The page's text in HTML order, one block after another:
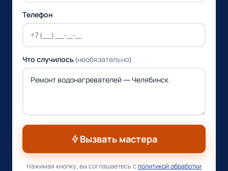
Телефон
Что случилось(необязательно)
Вызвать мастера
Нажимая кнопку, вы соглашаетесь сполитикой обработки